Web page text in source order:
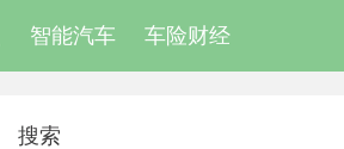
智能汽车 车险财经
搜索